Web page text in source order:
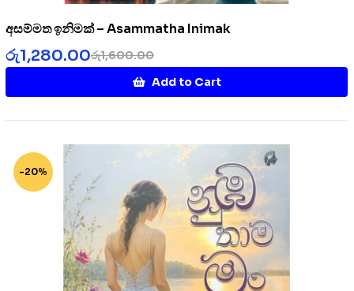
අසම්මත ඉනිමක් – Asammatha Inimak
රු1,600.00
රු1,280.00
Add to Cart
-20%